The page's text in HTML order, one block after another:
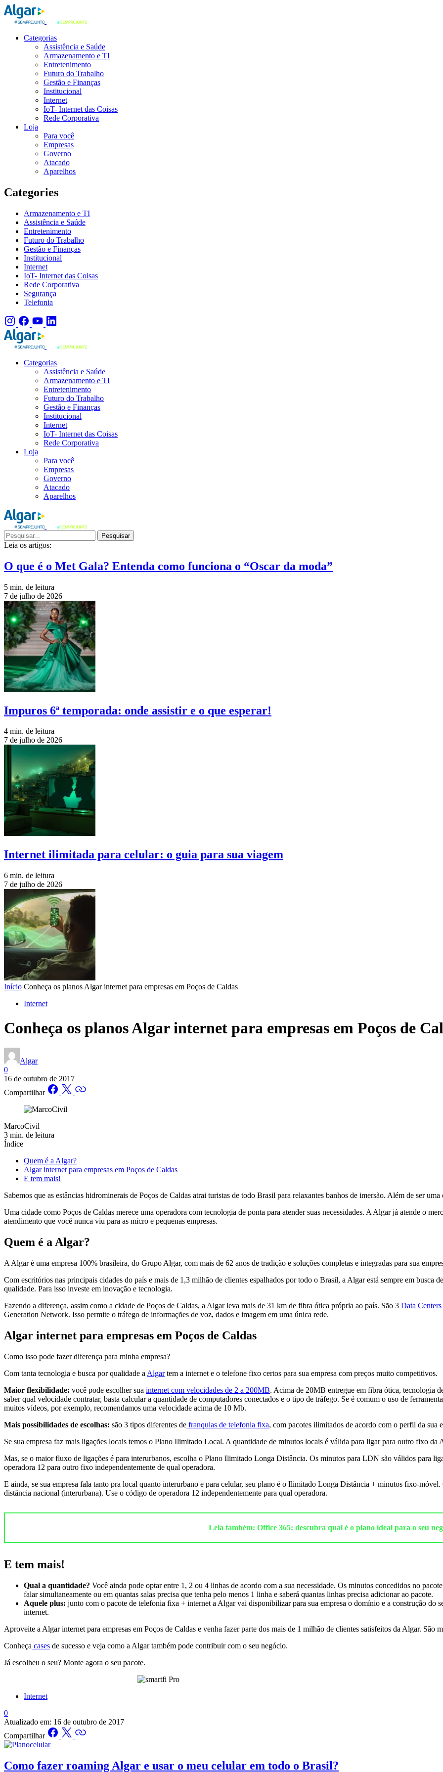
Categorias
Assistência e Saúde
Armazenamento e TI
Entretenimento
Futuro do Trabalho
Gestão e Finanças
Institucional
Internet
IoT- Internet das Coisas
Rede Corporativa
Loja
Para você
Empresas
Governo
Atacado
Aparelhos
Categories
Armazenamento e TI
Assistência e Saúde
Entretenimento
Futuro do Trabalho
Gestão e Finanças
Institucional
Internet
IoT- Internet das Coisas
Rede Corporativa
Segurança
Telefonia
Categorias
Assistência e Saúde
Armazenamento e TI
Entretenimento
Futuro do Trabalho
Gestão e Finanças
Institucional
Internet
IoT- Internet das Coisas
Rede Corporativa
Loja
Para você
Empresas
Governo
Atacado
Aparelhos
Pesquisar
Leia os artigos:
O que é o Met Gala? Entenda como funciona o “Oscar da moda”
5 min. de leitura
7 de julho de 2026
Impuros 6ª temporada: onde assistir e o que esperar!
4 min. de leitura
7 de julho de 2026
Internet ilimitada para celular: o guia para sua viagem
6 min. de leitura
7 de julho de 2026
Início Conheça os planos Algar internet para empresas em Poços de Caldas
Internet
Conheça os planos Algar internet para empresas em Poços de
Algar
0
16 de outubro de 2017
Compartilhar
MarcoCivil
3 min. de leitura
Índice
Quem é a Algar?
Algar internet para empresas em Poços de Caldas
E tem mais!
Sabemos que as estâncias hidrominerais de Poços de Caldas atrai turistas de todo Brasil para relaxantes banhos de imersão. Além de ser
Uma cidade como Poços de Caldas merece uma operadora com tecnologia de ponta para atender suas necessidades. A Algar já atende o
atendimento que você nunca viu para as micro e pequenas empresas.
Quem é a Algar?
A Algar é uma empresa 100% brasileira, do Grupo Algar, com mais de 62 anos de tradição e soluções completas e integradas para sua
Com escritórios nas principais cidades do país e mais de 1,3 milhão de clientes espalhados por todo o Brasil, a Algar está sempre em busca
qualidade. Para isso investe em inovação e tecnologia.
Fazendo a diferença, assim como a cidade de Poços de Caldas, a Algar leva mais de 31 km de fibra ótica própria ao país. São 3 Data Centers
Generation Network. Isso permite o tráfego de informações de voz, dados e imagem em uma única rede.
Algar internet para empresas em Poços de Caldas
Como isso pode fazer diferença para minha empresa?
Com tanta tecnologia e busca por qualidade a Algartem a internet e o telefone fixo certos para sua empresa com preços muito competitivos.
Maior flexibilidade: você pode escolher sua internet com velocidades de 2 a 200MB. Acima de 20MB entregue em fibra ótica, tecnologia
saber qual velocidade contratar, basta calcular a quantidade de computadores conectados e o tipo de tráfego. Se é comum o uso de
muitos vídeos, por exemplo, recomendamos uma velocidade acima de 10 Mb.
Mais possibilidades de escolhas: são 3 tipos diferentes de franquias de telefonia fixa, com pacotes ilimitados de acordo com o perfil da sua
Se sua empresa faz mais ligações locais temos o Plano Ilimitado Local. A quantidade de minutos locais é válida para ligar para outro fixo da
Mas, se o maior fluxo de ligações é para interurbanos, escolha o Plano Ilimitado Longa Distância. Os minutos para LDN são válidos para
operadora 12 para outro fixo independentemente de qual operadora.
E ainda, se sua empresa fala tanto pra local quanto interurbano e para celular, seu plano é o Ilimitado Longa Distância + minutos fixo-
distância nacional (interurbana). Use o código de operadora 12 independentemente para qual operadora.
Leia também: Office 365: descubra qual é o plano ideal para o seu
E tem mais!
Qual a quantidade? Você ainda pode optar entre 1, 2 ou 4 linhas de acordo com a sua necessidade. Os minutos concedidos no
falar simultaneamente ou em quantas salas precisa que tenha pelo menos 1 linha e saberá quantas linhas precisa adicionar ao pacote.
Aquele plus: junto com o pacote de telefonia fixa + internet a Algar vai disponibilizar para sua empresa o domínio e a construção do
internet.
Aproveite a Algar internet para empresas em Poços de Caldas e venha fazer parte dos mais de 1 milhão de clientes satisfeitos da Algar. São
Conheça cases de sucesso e veja como a Algar também pode contribuir com o seu negócio.
Já escolheu o seu? Monte agora o seu pacote.
Internet
0
Atualizado em: 16 de outubro de 2017
Compartilhar
Como fazer roaming Algar e usar o meu celular em todo o Brasil?